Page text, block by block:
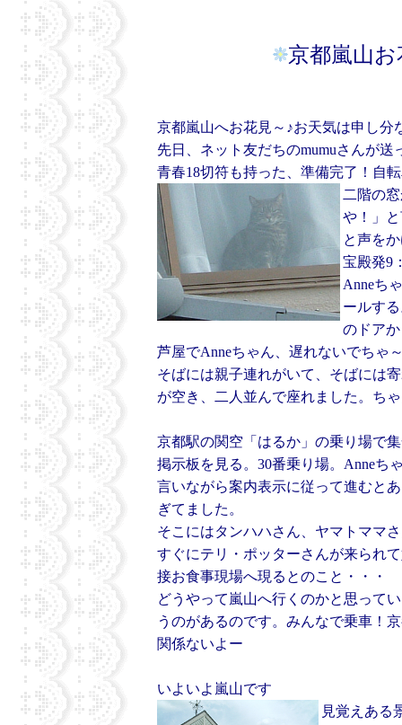
京都嵐山
京都嵐山へお花見～♪お天気は申し分
先日、ネット友だちのmumuさんが
青春18切符も持った、準備完了！自
二階の
や！」
と声を
宝殿発9
Anneち
ールす
のドア
芦屋でAnneちゃん、遅れないでちゃ
そばには親子連れがいて、そばには
が空き、二人並んで座れました。ち
京都駅の関空「はるか」の乗り場で
掲示板を見る。30番乗り場。Anneち
言いながら案内表示に従って進むと
ぎてました。
そこにはタンハハさん、ヤマトママ
すぐにテリ・ポッターさんが来られ
接お食事現場へ現るとのこと・・・
どうやって嵐山へ行くのかと思って
うのがあるのです。みんなで乗車！
関係ないよー
いよいよ嵐山です
見覚えある